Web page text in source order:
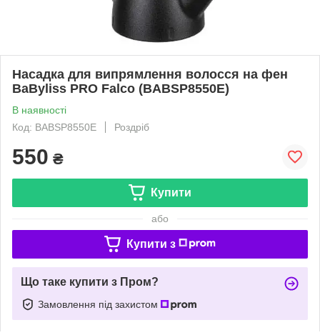
Насадка для випрямлення волосся на фен
BaByliss PRO Falco (BABSP8550E)
В наявності
Код: BABSP8550E
Роздріб
550 ₴
Купити
або
Купити з
Що таке купити з Пром?
Замовлення під захистом